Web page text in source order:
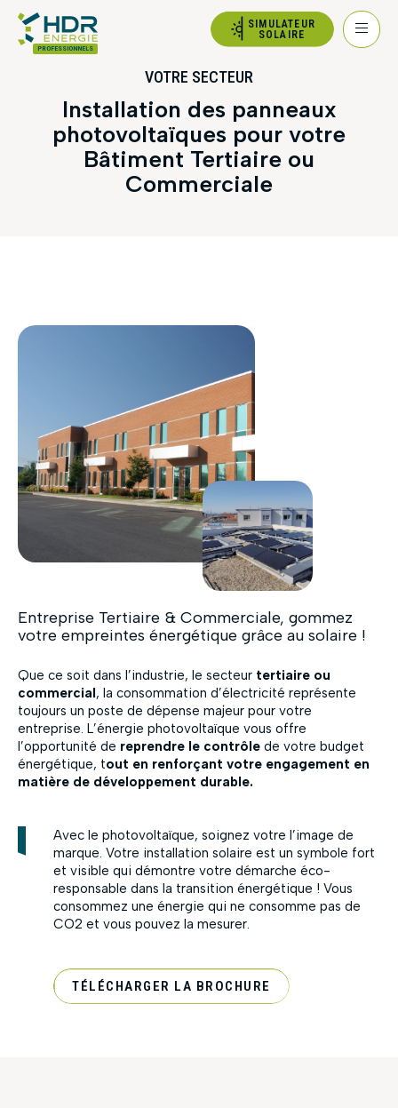
PROFESSIONNELS
SIMULATEUR
SOLAIRE
VOTRE SECTEUR
Installation des panneaux
photovoltaïques pour votre
Bâtiment Tertiaire ou
Commerciale
Entreprise Tertiaire & Commerciale, gommez
votre empreintes énergétique grâce au solaire !
Que ce soit dans l’industrie, le secteur tertiaire ou
commercial, la consommation d’électricité représente
toujours un poste de dépense majeur pour votre
entreprise. L’énergie photovoltaïque vous offre
l’opportunité de reprendre le contrôle de votre budget
énergétique, tout en renforçant votre engagement en
matière de développement durable.
Avec le photovoltaïque, soignez votre l’image de
marque. Votre installation solaire est un symbole fort
et visible qui démontre votre démarche éco-
responsable dans la transition énergétique ! Vous
consommez une énergie qui ne consomme pas de
CO2 et vous pouvez la mesurer.
TÉLÉCHARGER LA BROCHURE